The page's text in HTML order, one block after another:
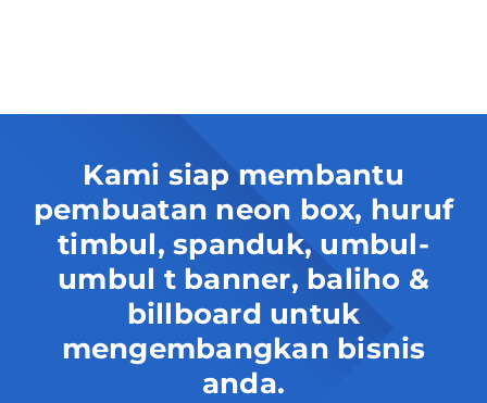
Kami siap membantu
pembuatan neon box, huruf
timbul, spanduk, umbul-
umbul t banner, baliho &
billboard untuk
mengembangkan bisnis
anda.